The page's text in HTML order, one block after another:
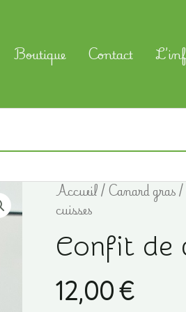
Boutique Contact
Accueil/Canard gras/
cuisses
Confit de
12,00€